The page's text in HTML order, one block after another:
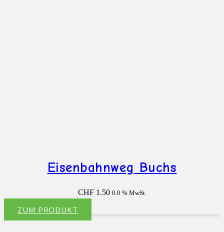
Eisenbahnweg Buchs
CHF1.50 0.0 % MwSt.
ZUM PRODUKT